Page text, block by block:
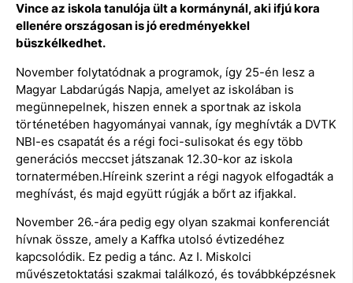
Vince az iskola tanulója ült a kormánynál, aki ifjú kora
ellenére országosan is jó eredményekkel
büszkélkedhet.
November folytatódnak a programok, így 25-én lesz a
Magyar Labdarúgás Napja, amelyet az iskolában is
megünnepelnek, hiszen ennek a sportnak az iskola
történetében hagyományai vannak, így meghívták a DVTK
NBI-es csapatát és a régi foci-sulisokat és egy több
generációs meccset játszanak 12.30-kor az iskola
tornatermében.Híreink szerint a régi nagyok elfogadták a
meghívást, és majd együtt rúgják a bőrt az ifjakkal.
November 26.-ára pedig egy olyan szakmai konferenciát
hívnak össze, amely a Kaffka utolsó évtizedéhez
kapcsolódik. Ez pedig a tánc. Az I. Miskolci
művészetoktatási szakmai találkozó, és továbbképzésnek